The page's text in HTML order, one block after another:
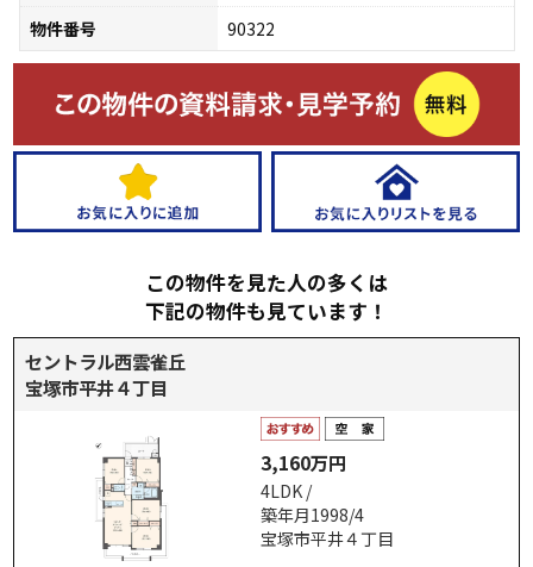
物件番号
90322
この物件を見た人の多くは
下記の物件も見ています！
セントラル西雲雀丘
宝塚市平井４丁目
3,160万円
4LDK /
築年月1998/4
宝塚市平井４丁目